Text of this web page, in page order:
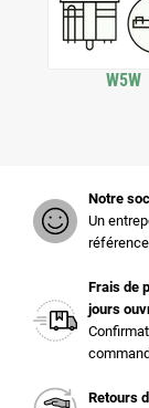
W5W
Notre
Un
Frais de
jours
Retours